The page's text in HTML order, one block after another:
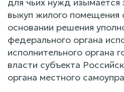
выкуп жилого помещения
основании решения
федерального органа
исполнительного органа
власти субъекта
органа местного